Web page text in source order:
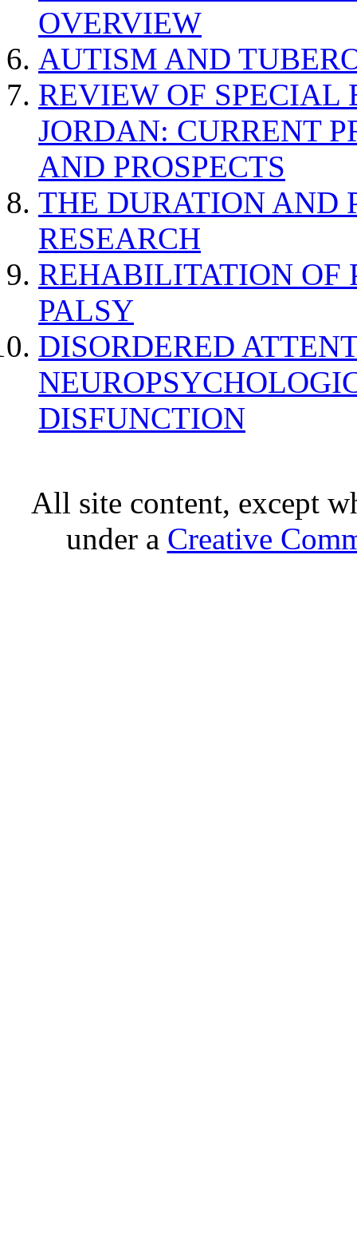
OVERVIEW
AUTISM AND
REVIEW OF SPECIAL
JORDAN: CURRENT
AND PROSPECTS
THE DURATION AND
RESEARCH
REHABILITATION OF
PALSY
DISORDERED
DISFUNCTION
All site content, except
under a Creative